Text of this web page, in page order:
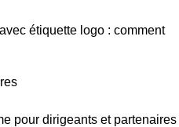
étiquette logo : comment
pour dirigeants et partenaires